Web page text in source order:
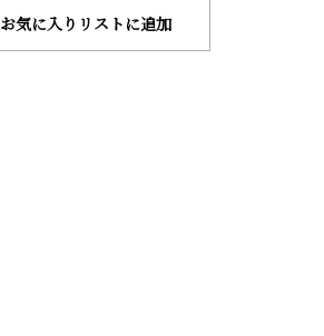
お気に入りリストに追加